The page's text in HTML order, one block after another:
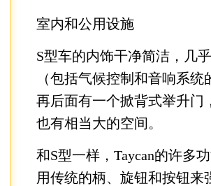
室内和公用设施
S型车的内饰干净简洁，几
（包括气候控制和音响系
再后面有一个掀背式举升门
也有相当大的空间。
和S型一样，Taycan的许多
用传统的柄、旋钮和按钮